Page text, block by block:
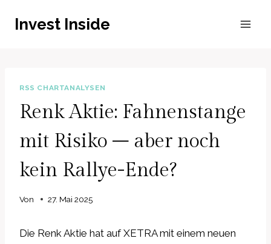
InhaltInvest Inside
RSS CHARTANALYSEN
Renk Aktie: Fahnenstange
mit Risiko – aber noch
kein Rallye-Ende?
Von 27. Mai 2025
Die Renk Aktie hat auf XETRA mit einem neuen